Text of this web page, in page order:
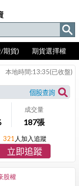
期貨) 期貨選擇權
成交量
187張
本地時間:13:35(已收盤)
321 人加入追蹤
立即追蹤
股權